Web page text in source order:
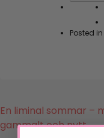
Posted in
En liminal sommar –
gammalt och nytt